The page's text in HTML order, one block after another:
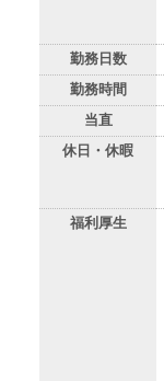
勤務日数
勤務時間
当直
休日・休暇
福利厚生